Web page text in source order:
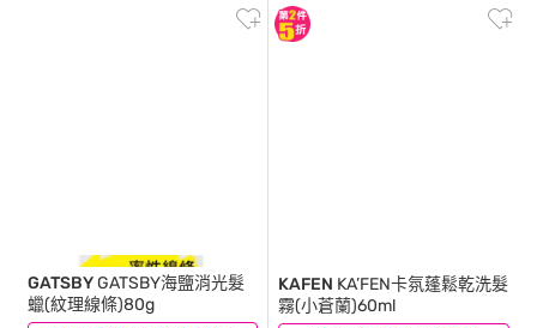
GATSBYGATSBY海鹽消光髮
蠟(紋理線條)80g
KAFEN KA’FEN卡氛蓬鬆乾洗髮
霧(小蒼蘭)60ml